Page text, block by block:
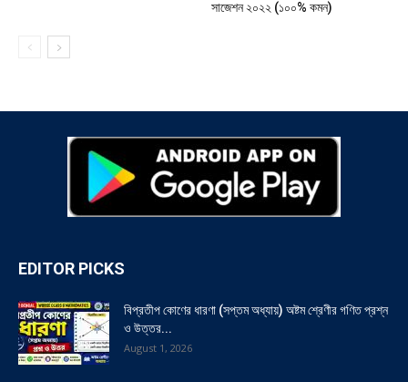
সাজেশন ২০২২ (১০০% কমন)
EDITOR PICKS
বিপ্রতীপ কোণের ধারণা (সপ্তম অধ্যায়) অষ্টম শ্রেণীর গণিত প্রশ্ন
ও উত্তর...
August 1, 2026